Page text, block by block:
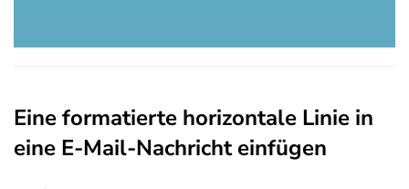
Eine formatierte horizontale Linie in
eine E-Mail-Nachricht einfügen